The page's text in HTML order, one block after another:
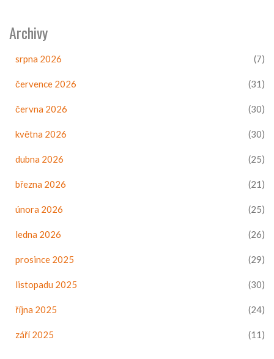
Archivy
srpna 2026 (7)
července 2026 (31)
června 2026 (30)
května 2026 (30)
dubna 2026 (25)
března 2026 (21)
února 2026 (25)
ledna 2026 (26)
prosince 2025 (29)
listopadu 2025 (30)
října 2025 (24)
září 2025 (11)